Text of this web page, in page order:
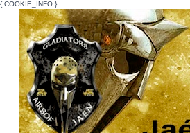
{ COOKIE_INFO }